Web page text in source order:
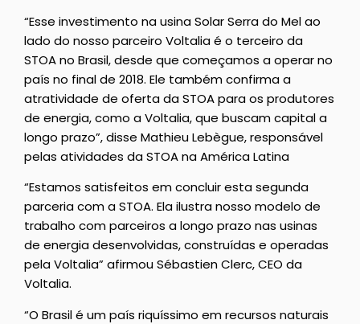
“Esse investimento na usina Solar Serra do Mel ao
lado do nosso parceiro Voltalia é o terceiro da
STOA no Brasil, desde que começamos a operar no
país no final de 2018. Ele também confirma a
atratividade de oferta da STOA para os produtores
de energia, como a Voltalia, que buscam capital a
longo prazo”, disse Mathieu Lebègue, responsável
pelas atividades da STOA na América Latina
“Estamos satisfeitos em concluir esta segunda
parceria com a STOA. Ela ilustra nosso modelo de
trabalho com parceiros a longo prazo nas usinas
de energia desenvolvidas, construídas e operadas
pela Voltalia” afirmou Sébastien Clerc, CEO da
Voltalia.
“O Brasil é um país riquíssimo em recursos naturais